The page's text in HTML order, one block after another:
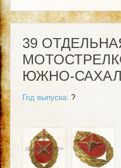
39
ЮЖНО-
Год выпуска: ?